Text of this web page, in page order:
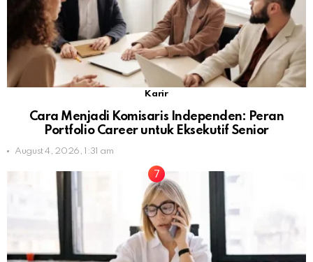
Karir
Cara Menjadi Komisaris Independen: Peran
Portfolio Career untuk Eksekutif Senior
August 4, 2026, 1:31 am